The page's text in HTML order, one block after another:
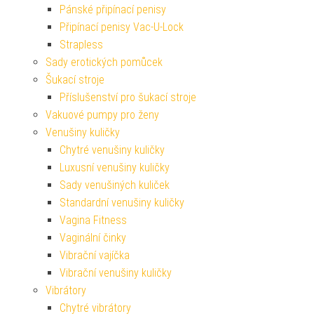
Pánské připínací penisy
Připínací penisy Vac-U-Lock
Strapless
Sady erotických pomůcek
Šukací stroje
Příslušenství pro šukací stroje
Vakuové pumpy pro ženy
Venušiny kuličky
Chytré venušiny kuličky
Luxusní venušiny kuličky
Sady venušiných kuliček
Standardní venušiny kuličky
Vagina Fitness
Vaginální činky
Vibrační vajíčka
Vibrační venušiny kuličky
Vibrátory
Chytré vibrátory